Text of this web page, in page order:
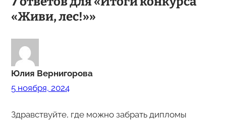
«Живи, лес!»»
Юлия Вернигорова
5 ноября, 2024
Здравствуйте, где можно забрать дипломы